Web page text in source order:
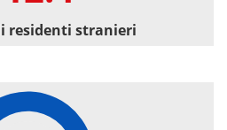
residenti stranieri